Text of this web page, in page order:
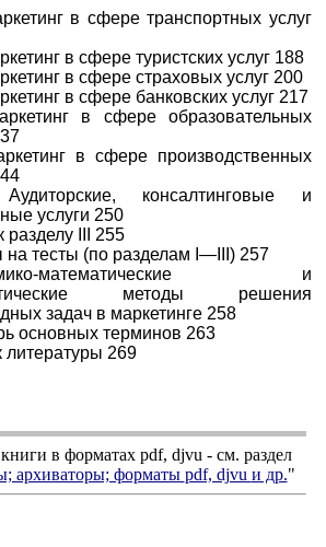
в сфере транспортных услуг
в сфере туристских услуг 188
в сфере страховых услуг 200
в сфере банковских услуг 217
в сфере образовательных
в сфере производственных
консалтинговые и
услуги 250
разделу III 255
на тесты (по разделам I—III) 257
математические и
методы решения
задач в маркетинге 258
основных терминов 263
литературы 269
в форматах pdf, djvu - см. раздел
архиваторы; форматы pdf, djvu и др."